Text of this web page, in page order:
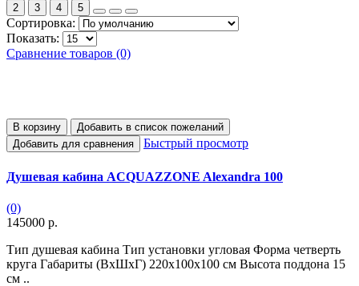
2 3 4 5
Сортировка:
Показать:
Сравнение товаров (0)
В корзину
Добавить в список пожеланий
Добавить для сравнения
Быстрый просмотр
Душевая кабина ACQUAZZONE Alexandra 100
(0)
145000 р.
Тип душевая кабина Тип установки угловая Форма четверть
круга Габариты (ВхШхГ) 220х100х100 см Высота поддона 15
см ..